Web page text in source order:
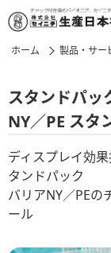
ホーム 製品・サー
スタンドパッ
NY／PE スタ
ディスプレイ効
タンドパック
バリアNY／PE
ール